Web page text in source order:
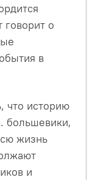
говорит о
в
что историю
большевики,
жизнь
и